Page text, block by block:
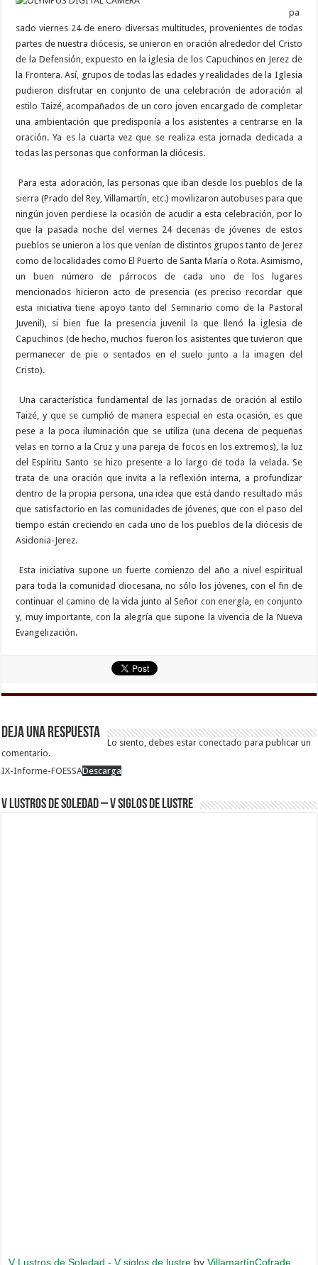
pa
sado viernes 24 de enero diversas multitudes, provenientes de todas
partes de nuestra diócesis, se unieron en oración alrededor del Cristo
de la Defensión, expuesto en la iglesia de los Capuchinos en Jerez de
la Frontera. Así, grupos de todas las edades y realidades de la Iglesia
pudieron disfrutar en conjunto de una celebración de adoración al
estilo Taizé, acompañados de un coro joven encargado de completar
una ambientación que predisponía a los asistentes a centrarse en la
oración. Ya es la cuarta vez que se realiza esta jornada dedicada a
todas las personas que conforman la diócesis.
Para esta adoración, las personas que iban desde los pueblos de la
sierra (Prado del Rey, Villamartín, etc.) movilizaron autobuses para que
ningún joven perdiese la ocasión de acudir a esta celebración, por lo
que la pasada noche del viernes 24 decenas de jóvenes de estos
pueblos se unieron a los que venían de distintos grupos tanto de Jerez
como de localidades como El Puerto de Santa María o Rota. Asimismo,
un buen número de párrocos de cada uno de los lugares
mencionados hicieron acto de presencia (es preciso recordar que
esta iniciativa tiene apoyo tanto del Seminario como de la Pastoral
Juvenil), si bien fue la presencia juvenil la que llenó la iglesia de
Capuchinos (de hecho, muchos fueron los asistentes que tuvieron que
permanecer de pie o sentados en el suelo junto a la imagen del
Cristo).
Una característica fundamental de las jornadas de oración al estilo
Taizé, y que se cumplió de manera especial en esta ocasión, es que
pese a la poca iluminación que se utiliza (una decena de pequeñas
velas en torno a la Cruz y una pareja de focos en los extremos), la luz
del Espíritu Santo se hizo presente a lo largo de toda la velada. Se
trata de una oración que invita a la reflexión interna, a profundizar
dentro de la propia persona, una idea que está dando resultado más
que satisfactorio en las comunidades de jóvenes, que con el paso del
tiempo están creciendo en cada uno de los pueblos de la diócesis de
Asidonia-Jerez.
Esta iniciativa supone un fuerte comienzo del año a nivel espiritual
para toda la comunidad diocesana, no sólo los jóvenes, con el fin de
continuar el camino de la vida junto al Señor con energía, en conjunto
y, muy importante, con la alegría que supone la vivencia de la Nueva
Evangelización.
Deja una respuesta
Lo siento, debes estarconectado para publicar un
comentario.
IX-Informe-FOESSADescarga
V Lustros de Soledad – V Siglos de Lustre
V Lustros de Soledad - V siglos de lustre byVillamartínCofrade